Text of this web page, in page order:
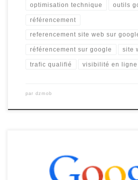
optimisation technique outils
référencement
referencement site web sur
référencement sur google site
trafic qualifié visibilité en ligne
par dzmob
Le Référencement sur Google : Clé de la